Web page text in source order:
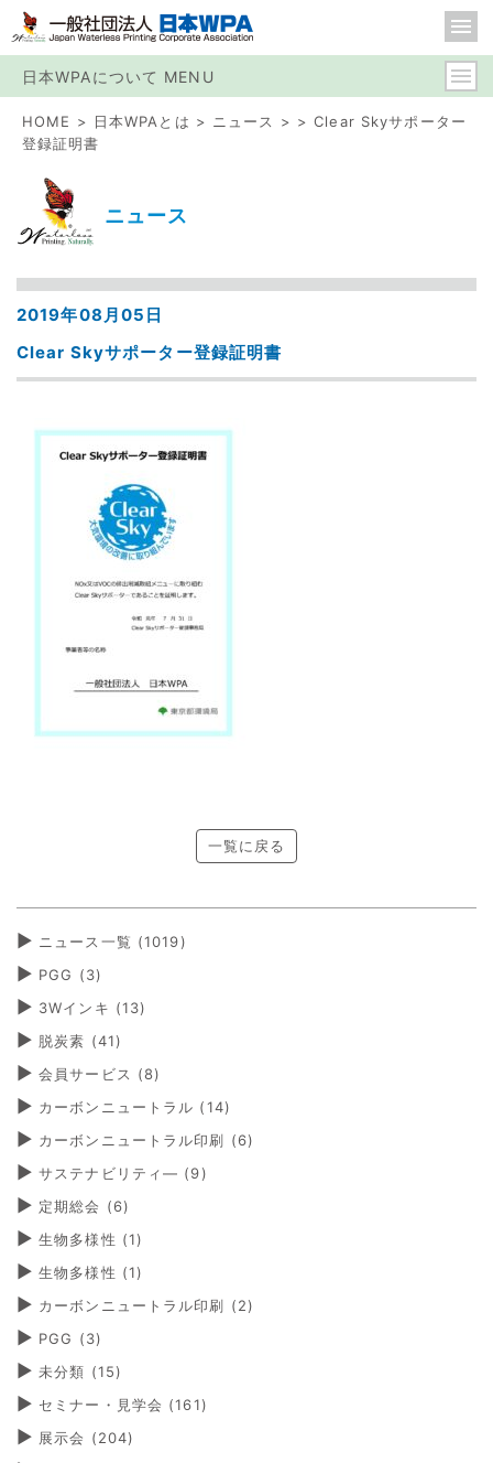
日本WPAについて MENU
HOME 日本WPAとは ニュース
Clear Skyサポーター
登録証明書
ニュース
2019年08月05日
Clear Skyサポーター登録証明書
一覧に戻る
ニュース一覧 (1019)
PGG (3)
3Wインキ (13)
脱炭素 (41)
会員サービス (8)
カーボンニュートラル (14)
カーボンニュートラル印刷 (6)
サステナビリティ― (9)
定期総会 (6)
生物多様性 (1)
生物多様性 (1)
カーボンニュートラル印刷 (2)
PGG (3)
未分類 (15)
セミナー・見学会 (161)
展示会 (204)